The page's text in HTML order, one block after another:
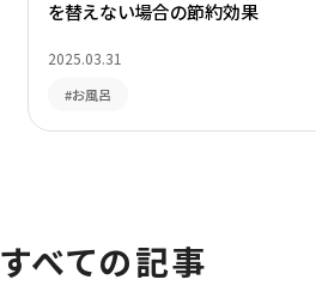
2025.03.31
を替えない場合の節約効果
#お風呂
すべての記事